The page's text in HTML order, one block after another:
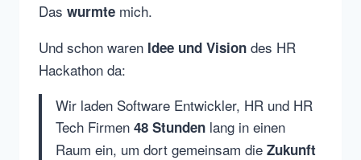
Das wurmte mich.
Und schon waren Idee und Vision des HR
Hackathon da:
Wir laden Software Entwickler, HR und HR
Tech Firmen 48 Stunden lang in einen
Raum ein, um dort gemeinsam die Zukunft